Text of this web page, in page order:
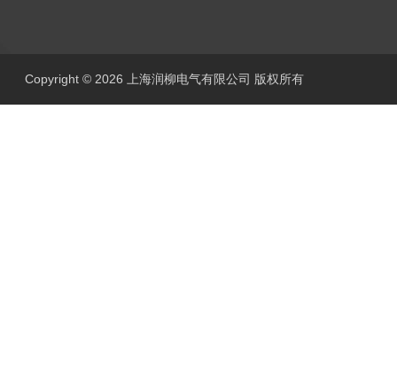
Copyright © 2026 上海润柳电气有限公司 版权所有